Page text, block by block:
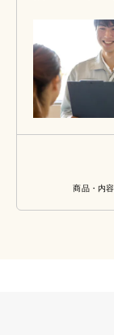
商品・内